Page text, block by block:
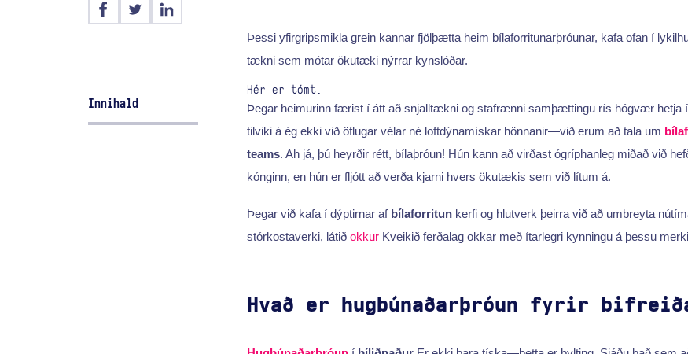
Innihald
Þessi yfirgripsmikla grein kannar fjölþætta heim bílaforritunarþróunar, kafa ofan í
tækni sem mótar ökutæki nýrrar kynslóðar.
Hér er tómt.
Þegar heimurinn færist í átt að snjalltækni og stafrænni samþættingu rís hógvær hetja í
tilviki á ég ekki við öflugar vélar né loftdýnamískar hönnanir—við erum að tala um
teams. Ah já, þú heyrðir rétt, bílaþróun! Hún kann að virðast ógríphanleg miðað við
kónginn, en hún er fljótt að verða kjarni hvers ökutækis sem við lítum á.
Þegar við kafa í dýptirnar af bílaforritunkerfi og hlutverk þeirra við að umbreyta
stórkostaverki, látið okkurKveikið ferðalag okkar með ítarlegri kynningu á þessu
Hvað er hugbúnaðarþróun fyrir